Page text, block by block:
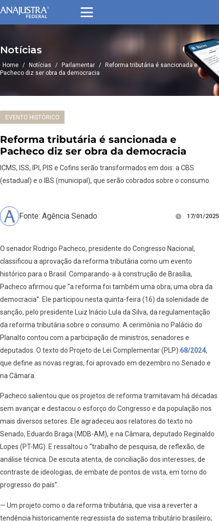
Notícias
Home / Notícias / Parlamentar /
Reforma tributária é sancionada e
Pacheco diz ser obra da democracia
EVENTO HISTÓRICO
Reforma tributária é sancionada e
Pacheco diz ser obra da democracia
ICMS, ISS, IPI, PIS e Cofins serão transformados em dois: a CBS
(estadual) e o IBS (municipal), que serão cobrados sobre o consumo.
Fonte: Agência Senado 17/01/2025
O senador Rodrigo Pacheco, presidente do Congresso Nacional,
classificou a aprovação da reforma tributária como um evento
histórico para o Brasil. Comparando-a à construção de Brasília,
Pacheco afirmou que “a reforma foi também uma obra; uma obra da
democracia”. Ele participou nesta quinta-feira (16) da solenidade de
sanção, pelo presidente Luiz Inácio Lula da Silva, da regulamentação
da reforma tributária sobre o consumo. A cerimônia no Palácio do
Planalto contou com a participação de ministros, senadores e
deputados. O texto do Projeto de Lei Complementar (PLP) 68/2024,
que define as novas regras, foi aprovado em dezembro no Senado e
na Câmara.
Pacheco salientou que os projetos de reforma tramitavam há décadas
sem avançar e destacou o esforço do Congresso e da população nos
mais diversos setores. Ele agradeceu aos relatores do texto no
Senado, Eduardo Braga (MDB-AM), e na Câmara, deputado Reginaldo
Lopes (PT-MG). E ressaltou o “trabalho de pesquisa, de reflexão, de
análise técnica. De escuta atenta, de conciliação dos interesses, de
contraste de ideologias, de embate de pontos de vista, em torno do
progresso do país”.
— Um projeto como o da reforma tributária, que visa a reverter a
tendência historicamente regressista do sistema tributário brasileiro;